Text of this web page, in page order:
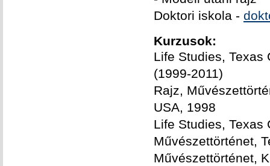
Doktori iskola -
Kurzusok:
Life Studies, Texas
(1999-2011)
Rajz,
USA, 1998
Life Studies,
Művészettörténet,
Művészettörténet,